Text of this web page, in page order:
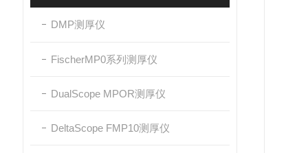
DMP测厚仪
FischerMP0系列测厚仪
DualScope MPOR测厚仪
DeltaScope FMP10测厚仪